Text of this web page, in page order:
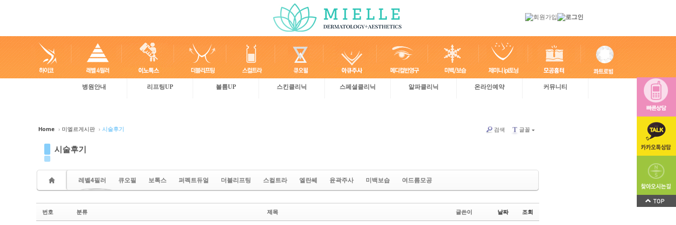
병원안내 리프팅UP 볼륨UP 스킨클리닉 스페셜클리닉 알파클리닉 온라인예약 커뮤니티
Home › 미엘르게시판 › 시술후기 검색 T 글꼴
시술후기
레벨4필러 큐오필 보톡스 퍼펙트듀얼 더블리프팅 스컬트라 엘란쎄 윤곽주사 미백보습
여드름모공
번호 분류 제목 글쓴이 날짜 조회
Sketchbook5, 스케치북5
Sketchbook5, 스케치북5
Sketchbook5, 스케치북5
Sketchbook5, 스케치북5